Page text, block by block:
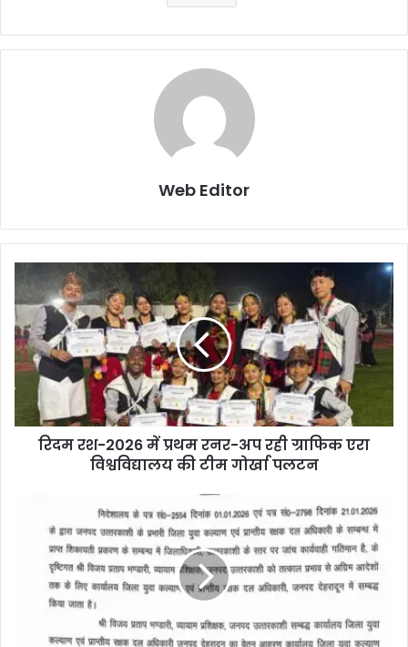
Web Editor
रिदम रश-2026 में प्रथम रनर-अप रही ग्राफिक एरा
विश्वविद्यालय की टीम गोर्खा पलटन